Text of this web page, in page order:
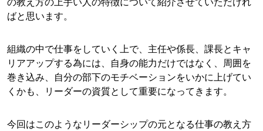
ばと思います。
組織の中で仕事をしていく上で、主任や係長、課長とキャ
リアアップする為には、自身の能力だけではなく、周囲を
巻き込み、自分の部下のモチベーションをいかに上げてい
くかも、リーダーの資質として重要になってきます。
今回はこのようなリーダーシップの元となる仕事の教え方